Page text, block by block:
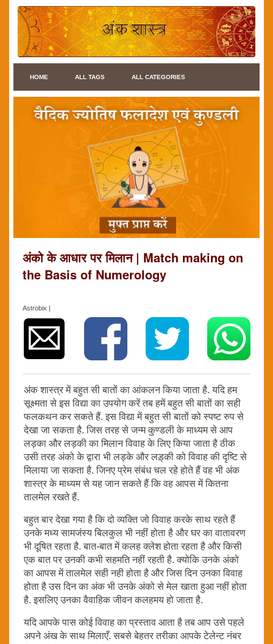
HOME ALL TAGS ALL CATEGORIES
अंको के आधार पर मिलान | Match making on
the Basis of Numerology
Astrobix |
अंक शास्त्र में बहुत सी बातों का आंकलन किया जाता है. यदि हम
सूक्ष्मता से इस विद्या का उपयोग करें तब हमें बहुत सी बातों का सही
फलकथन कर सकते हैं. इस विद्या में बहुत सी बातों को स्पष्ट रुप से
देखा जा सकता है. जिस तरह से जन्म कुण्डली के माध्यम से आप
लड़का और लड़की का मिलान विवाह के लिए किया जाता है ठीक
उसी तरह अंको के द्वारा भी लड़के और लड़्की को विवाह की दृष्टि से
मिलाया जा सकता है. जिनए प्रेम संबंध चल रहे होते हैं वह भी अंक
शास्त्र के माध्यम से यह जान सकते हैं कि वह आपस में कितना
तालमेल रखते हैं.
बहुत बार देखा गया है कि दो व्यक्ति जो विवाह करके साथ रहते हैं
उनके मध्य सामजंस्य बिलकुल भी नहीं होता है और घर का वातावरण
भी दूषित रहता है. बात-बात में कलह क्लेश होता रहता है और किसी
एक बात पर उनकी कभी सहमति नहीं रहती है. क्योकि उनके अंको
का आपस में तालमेल सही नही होता है और जिस दिन उनका विवाह
होता है उस दिन का अंक भी उनके अंको से मेल खाता हुआ नहीं होता
है. इसलिए उनका वैवाहिक जीवन कलहमय हो जाता है.
यदि आपके पास कोई विवाह का प्रस्ताव आता है तब आप उसे पहले
अपने अंख के साथ मिलाएँ. सबसे बेहतर तरीका आपके टेलेन्ट नंबर